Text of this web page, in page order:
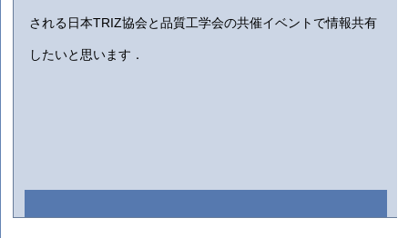
される日本TRIZ協会と品質工学会の共催イベントで情報共有
したいと思います．